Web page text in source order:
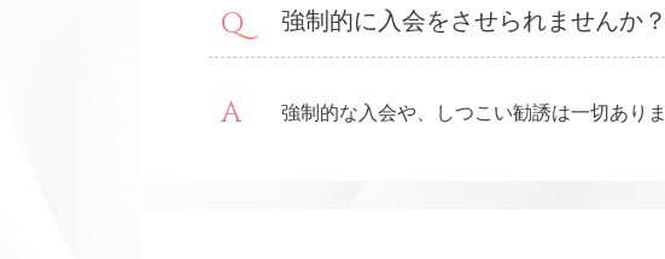
強制的に入会をさせられませんか？
強制的な入会や、しつこい勧誘は一切あり